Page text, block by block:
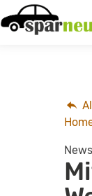
Skip
to
News